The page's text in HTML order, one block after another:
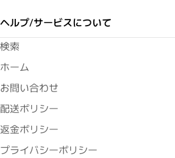
ヘルプ/サービスについて
検索
ホーム
お問い合わせ
配送ポリシー
返金ポリシー
プライバシーポリシー